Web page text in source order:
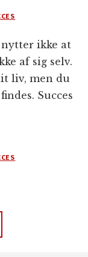
nytter ikke at
af sig selv.
liv, men du
Succes